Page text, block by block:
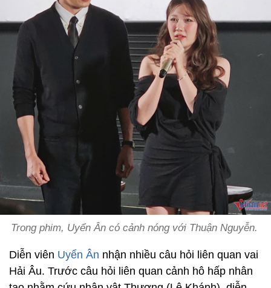
Trong phim, Uyển Ân có cảnh nóng với Thuận Nguyễn.
Diễn viên Uyển Ân nhận nhiều câu hỏi liên quan vai
Hải Âu. Trước câu hỏi liên quan cảnh hô hấp nhân